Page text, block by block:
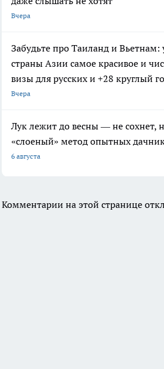
Вчера
Забудьте про Таиланд и Вьетнам:
страны Азии самое красивое и
визы для русских и +28 круглый
Вчера
Лук лежит до весны — не сохнет,
«слоеный» метод опытных
6 августа
Комментарии на этой странице